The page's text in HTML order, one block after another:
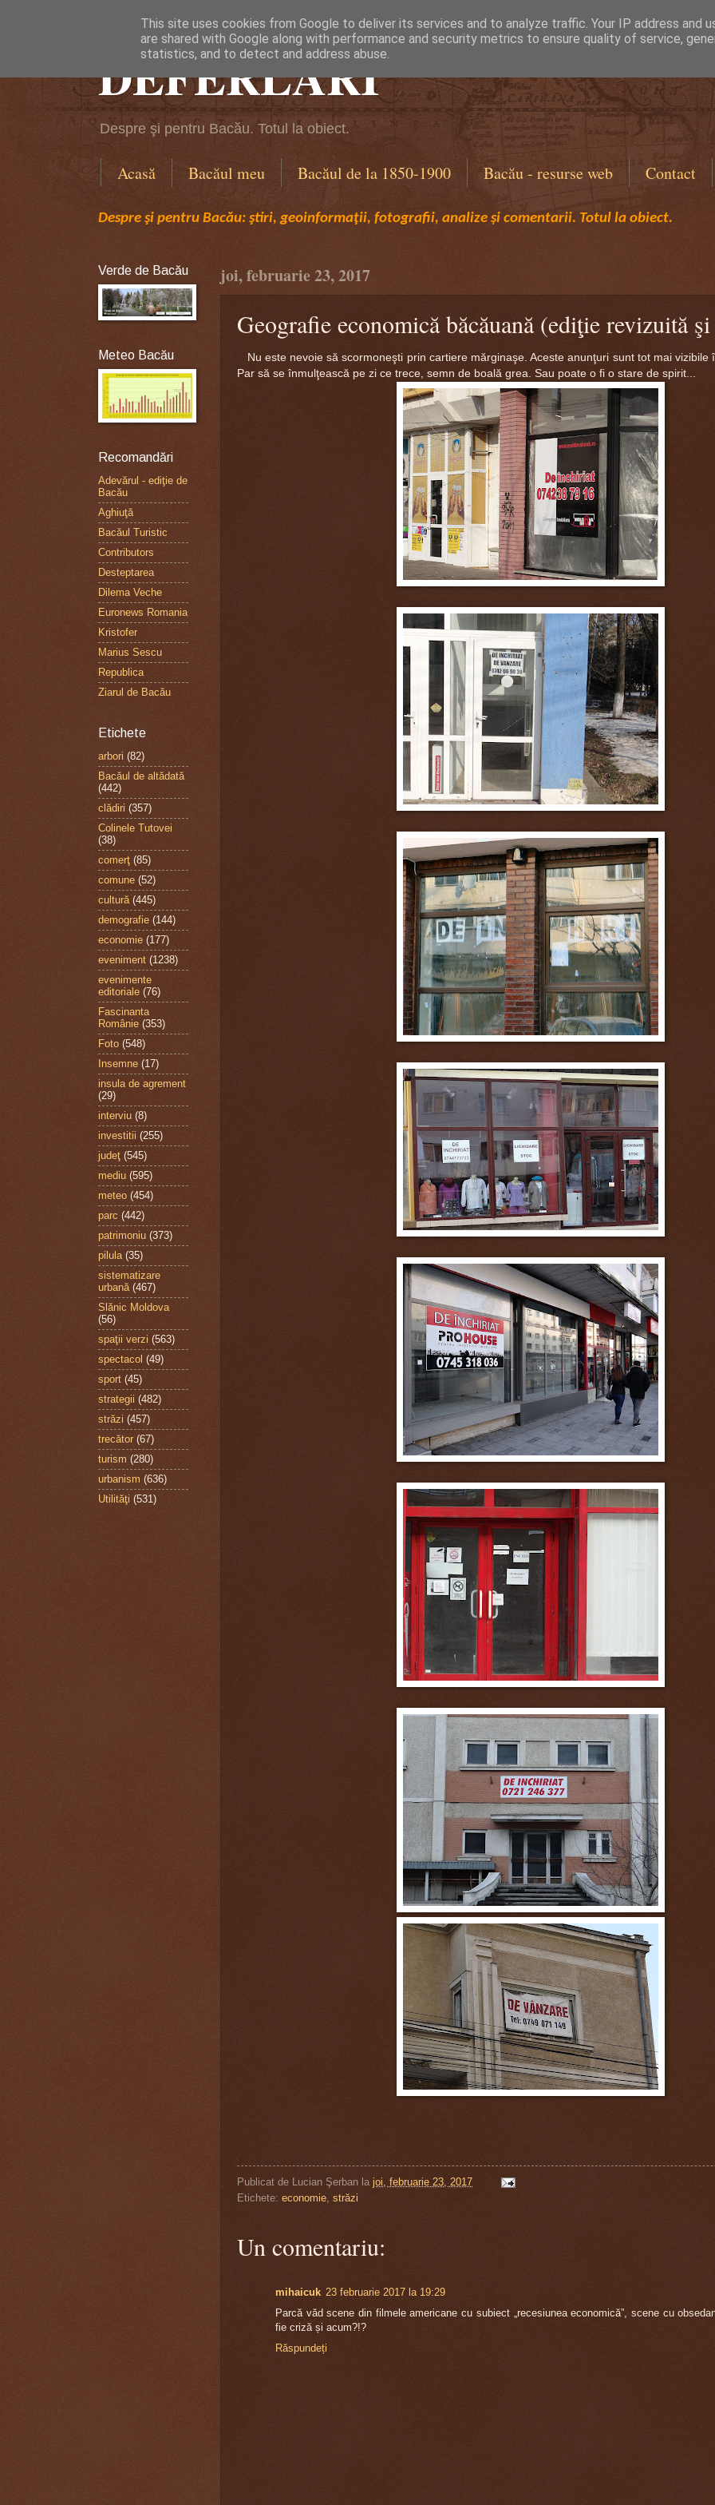
DEFERLĂRI
Despre şi pentru Bacău. Totul la obiect.
Acasă Bacăul meu Bacăul de la 1850-1900 Bacău - resurse web Contact
Despre şi pentru Bacău: ştiri, geoinformaţii, fotografii, analize și comentarii. Totul la obiect.
joi, februarie 23, 2017
Geografie economică băcăuană (ediţie revizuită
Nu este nevoie să scormoneşti prin cartiere mărginaşe. Aceste anunţuri sunt tot mai vizibile
Par să se înmulţească pe zi ce trece, semn de boală grea. Sau poate o fi o stare de spirit...
Publicat de Lucian Şerban la joi, februarie 23, 2017
Etichete: economie străzi
Un comentariu:
mihaicuk 23 februarie 2017 la 19:29
Parcă văd scene din filmele americane cu subiect „recesiunea economică”, scene cu
fie criză și acum?!?
Răspundeți
Verde de Bacău
Meteo Bacău
Recomandări
Adevărul - ediţie de
Bacău
Aghiuţă
Bacăul Turistic
Contributors
Desteptarea
Dilema Veche
Euronews Romania
Kristofer
Marius Sescu
Republica
Ziarul de Bacău
Etichete
arbori (82)
Bacăul de altădată
(442)
clădiri (357)
Colinele Tutovei
(38)
comerţ (85)
comune (52)
cultură (445)
demografie (144)
economie (177)
eveniment (1238)
evenimente
editoriale (76)
Fascinanta
Românie (353)
Foto (548)
Insemne (17)
insula de agrement
(29)
interviu (8)
investitii (255)
judeţ (545)
mediu (595)
meteo (454)
parc (442)
patrimoniu (373)
pilula (35)
sistematizare
urbană (467)
Slănic Moldova
(56)
spaţii verzi (563)
spectacol (49)
sport (45)
strategii (482)
străzi (457)
trecător (67)
turism (280)
urbanism (636)
Utilităţi (531)
This site uses cookies from Google to deliver its services and to analyze traffic. Your IP address and
are shared with Google along with performance and security metrics to ensure quality of service,
statistics, and to detect and address abuse.